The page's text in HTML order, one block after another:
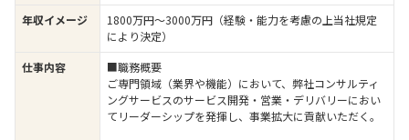
年収イメージ
1800万円〜3000万円（経験・能力を考慮の上当社規定
により決定）
仕事内容
■職務概要
ご専門領域（業界や機能）において、弊社コンサルティ
ングサービスのサービス開発・営業・デリバリーにおい
てリーダーシップを発揮し、事業拡大に貢献いただく。